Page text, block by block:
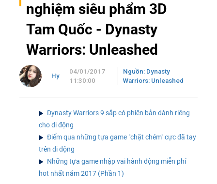
nghiệm siêu phẩm 3D
Tam Quốc - Dynasty
Warriors: Unleashed
Hy
04/01/2017
11:30:00
Nguồn: Dynasty
Warriors: Unleashed
Dynasty Warriors 9 sắp có phiên bản dành riêng
cho di động
Điểm qua những tựa game "chặt chém" cực đã tay
trên di động
Những tựa game nhập vai hành động miễn phí
hot nhất năm 2017 (Phần 1)